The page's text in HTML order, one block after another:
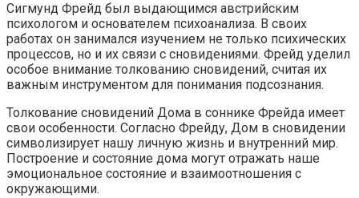
Сигмунд Фрейд был выдающимся австрийским
психологом и основателем психоанализа. В своих
работах он занимался изучением не только психических
процессов, но и их связи с сновидениями. Фрейд уделил
особое внимание толкованию сновидений, считая их
важным инструментом для понимания подсознания.
Толкование сновидений Дома в соннике Фрейда имеет
свои особенности. Согласно Фрейду, Дом в сновидении
символизирует нашу личную жизнь и внутренний мир.
Построение и состояние дома могут отражать наше
эмоциональное состояние и взаимоотношения с
окружающими.